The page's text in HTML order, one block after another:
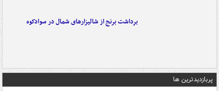
برداشت برنج از شالیزارهای شمال در سوادکوه
پربازدیدترین ها